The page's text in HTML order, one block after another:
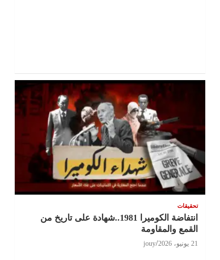
تحقيقات
انتفاضة الكوميرا 1981..شهادة على تاريخ من
القمع والمقاومة
21 يونيو، 2026 jouy